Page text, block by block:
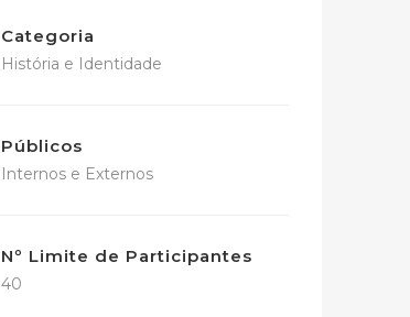
Categoria
História e Identidade
Públicos
Internos e Externos
Nº Limite de Participantes
40